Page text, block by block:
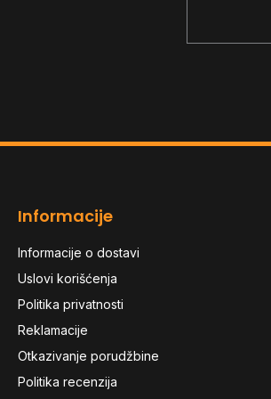
Informacije
Informacije o dostavi
Uslovi korišćenja
Politika privatnosti
Reklamacije
Otkazivanje porudžbine
Politika recenzija